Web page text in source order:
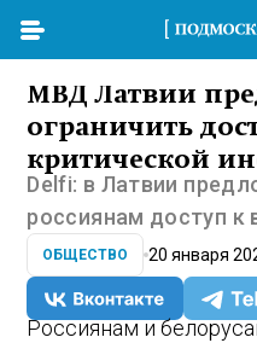
МВД Латвии
ограничить
критической
Delfi: в Латвии
россиянам доступ
ОБЩЕСТВО 20 января
Россиянам и